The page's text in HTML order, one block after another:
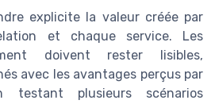
explicite la valeur créée par
et chaque service. Les
doivent rester lisibles,
avec les avantages perçus par
testant plusieurs scénarios